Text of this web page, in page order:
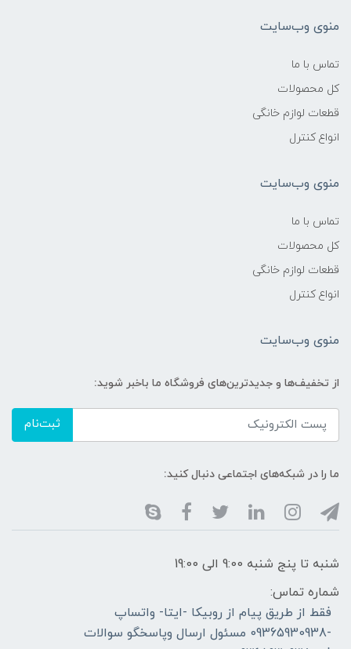
منوی وب‌سایت
تماس با ما
کل محصولات
قطعات لوازم خانگی
انواع کنترل
منوی وب‌سایت
تماس با ما
کل محصولات
قطعات لوازم خانگی
انواع کنترل
منوی وب‌سایت
از تخفیف‌ها و جدیدترین‌های فروشگاه ما باخبر شوید:
ثبت‌نام
ما را در شبکه‌های اجتماعی دنبال کنید:
شنبه تا پنج شنبه 9:00 الی 19:00
شماره تماس:
فقط از طریق پیام از روبیکا -ایتا- واتساپ
-09365930938 مسئول ارسال وپاسخگو سوالات